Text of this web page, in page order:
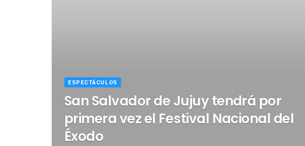
ESPECTÁCULOS
San Salvador de Jujuy tendrá por
primera vez el Festival Nacional del
Éxodo